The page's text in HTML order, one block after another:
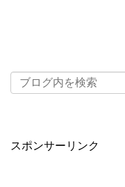
スポンサーリンク